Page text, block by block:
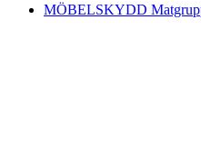
MÖBELSKYDD